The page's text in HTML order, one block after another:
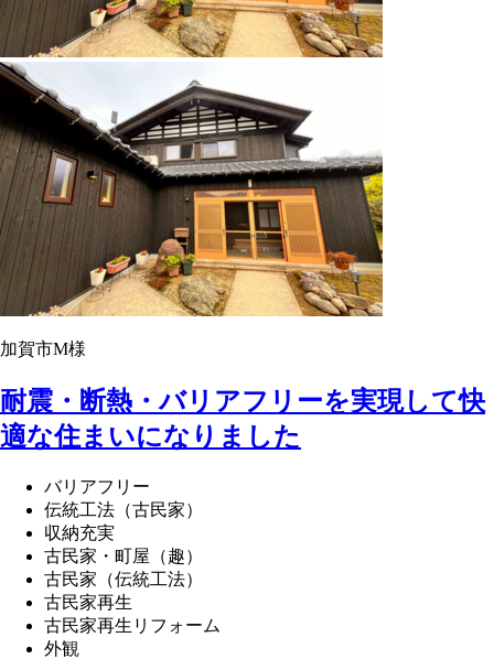
加賀市M様
耐震・断熱・バリアフリーを実現して快
適な住まいになりました
バリアフリー
伝統工法（古民家）
収納充実
古民家・町屋（趣）
古民家（伝統工法）
古民家再生
古民家再生リフォーム
外観